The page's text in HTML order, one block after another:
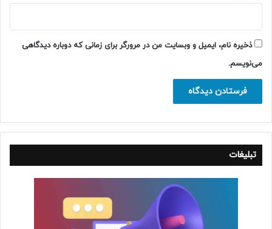
ذخیره نام، ایمیل و وبسایت من در مرورگر برای زمانی که دوباره دیدگاهی
می‌نویسم.
تبلیغات